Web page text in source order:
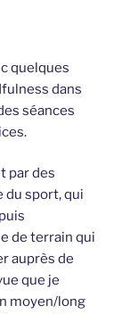
quelques
dans
séances
par des
du sport, qui
de terrain qui
auprès de
que je
moyen/long